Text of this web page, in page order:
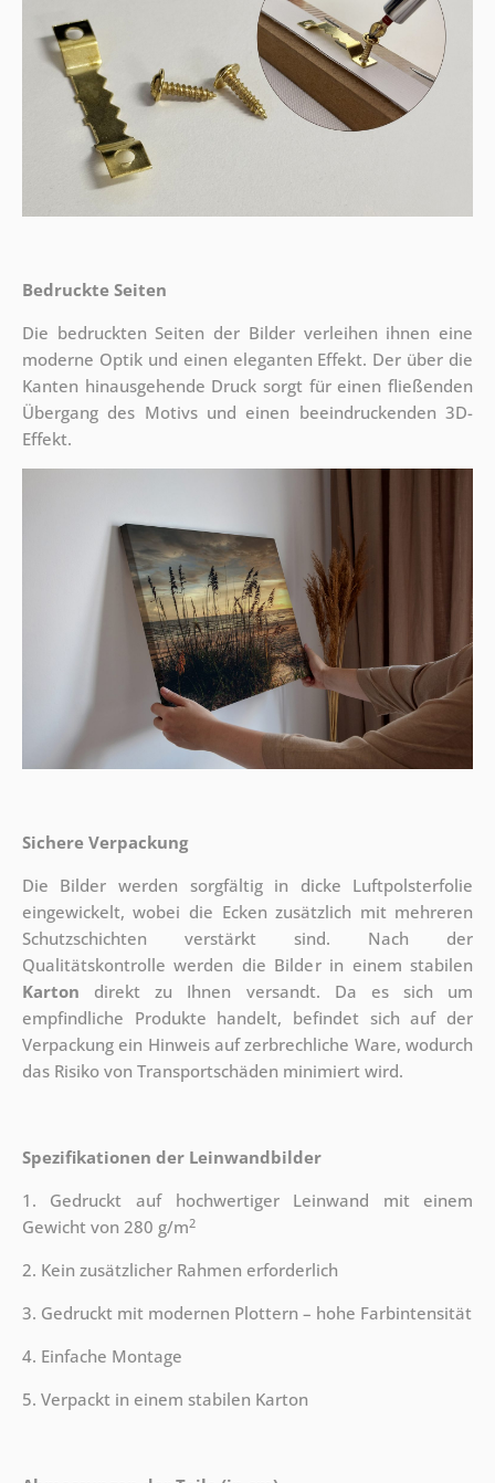
Bedruckte Seiten
Die bedruckten Seiten der Bilder verleihen ihnen eine
moderne Optik und einen eleganten Effekt. Der über die
Kanten hinausgehende Druck sorgt für einen fließenden
Übergang des Motivs und einen beeindruckenden 3D-
Effekt.
Sichere Verpackung
Die Bilder werden sorgfältig in dicke Luftpolsterfolie
eingewickelt, wobei die Ecken zusätzlich mit mehreren
Schutzschichten verstärkt sind. Nach der
Qualitätskontrolle werden die Bilder in einem stabilen
Karton direkt zu Ihnen versandt. Da es sich um
empfindliche Produkte handelt, befindet sich auf der
Verpackung ein Hinweis auf zerbrechliche Ware, wodurch
das Risiko von Transportschäden minimiert wird.
Spezifikationen der Leinwandbilder
1. Gedruckt auf hochwertiger Leinwand mit einem
Gewicht von 280 g/m2
2. Kein zusätzlicher Rahmen erforderlich
3. Gedruckt mit modernen Plottern – hohe Farbintensität
4. Einfache Montage
5. Verpackt in einem stabilen Karton